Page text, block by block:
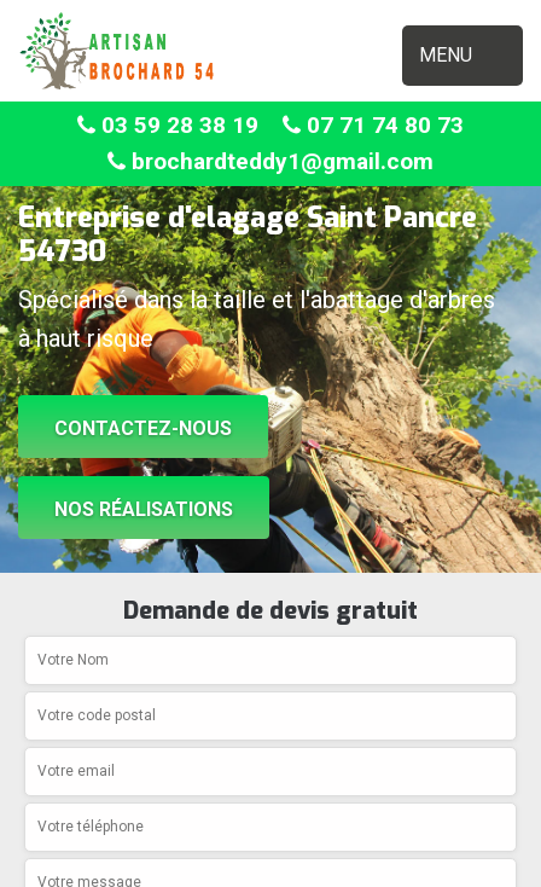
MENU
03 59 28 38 19
07 71 74 80 73
brochardteddy1@gmail.com
Entreprise d'elagage Saint Pancre
54730
Spécialisé dans la taille et l'abattage d'arbres
à haut risque
CONTACTEZ-NOUS
NOS RÉALISATIONS
Demande de devis gratuit